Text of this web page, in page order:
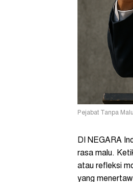
Pejabat Tanpa
DI NEGARA
rasa malu.
atau refleksi
yang